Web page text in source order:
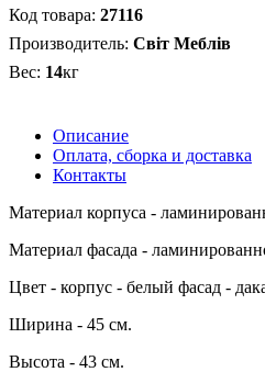
27116
Світ Меблів
14кг
Описание
Оплата, сборка и доставка
Контакты
Материал корпуса -
Материал фасада -
Цвет - корпус - белый фасад -
Ширина - 45 см.
Высота - 43 см.